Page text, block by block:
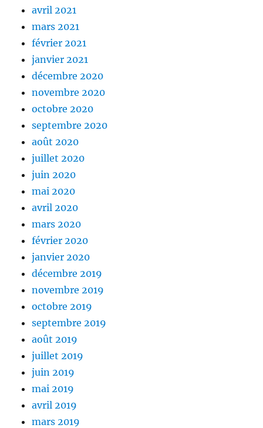
avril 2021
mars 2021
février 2021
janvier 2021
décembre 2020
novembre 2020
octobre 2020
septembre 2020
août 2020
juillet 2020
juin 2020
mai 2020
avril 2020
mars 2020
février 2020
janvier 2020
décembre 2019
novembre 2019
octobre 2019
septembre 2019
août 2019
juillet 2019
juin 2019
mai 2019
avril 2019
mars 2019